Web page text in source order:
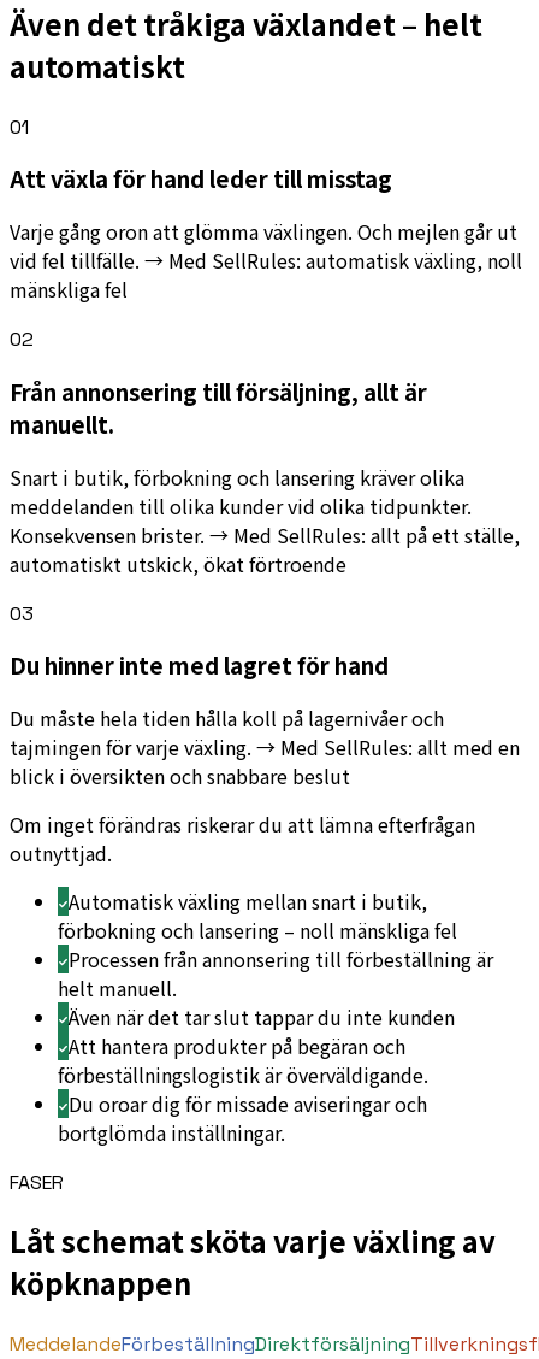
Även det tråkiga växlandet – helt
automatiskt
01
Att växla för hand leder till misstag
Varje gång oron att glömma växlingen. Och mejlen går ut
vid fel tillfälle. → Med SellRules: automatisk växling, noll
mänskliga fel
02
Från annonsering till försäljning, allt är
manuellt.
Snart i butik, förbokning och lansering kräver olika
meddelanden till olika kunder vid olika tidpunkter.
Konsekvensen brister. → Med SellRules: allt på ett ställe,
automatiskt utskick, ökat förtroende
03
Du hinner inte med lagret för hand
Du måste hela tiden hålla koll på lagernivåer och
tajmingen för varje växling. → Med SellRules: allt med en
blick i översikten och snabbare beslut
Om inget förändras riskerar du att lämna efterfrågan
outnyttjad.
Automatisk växling mellan snart i butik,
förbokning och lansering – noll mänskliga fel
Processen från annonsering till förbeställning är
helt manuell.
Även när det tar slut tappar du inte kunden
Att hantera produkter på begäran och
förbeställningslogistik är överväldigande.
Du oroar dig för missade aviseringar och
bortglömda inställningar.
FASER
Låt schemat sköta varje växling av
köpknappen
MeddelandeFörbeställningDirektförsäljning